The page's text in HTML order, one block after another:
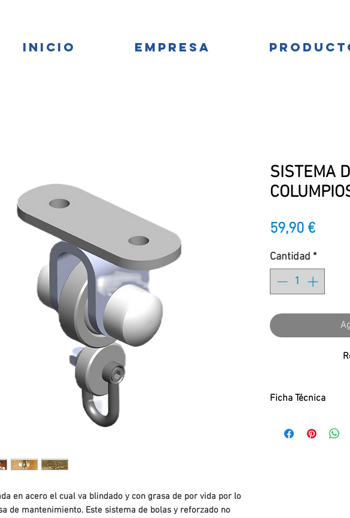
INICIO EMPRESA
en acero el cual va blindado y con grasa de por vida por lo
de mantenimiento. Este sistema de bolas y reforzado no
SISTEMA
59,90 €
Cantidad *
Ficha Técnica